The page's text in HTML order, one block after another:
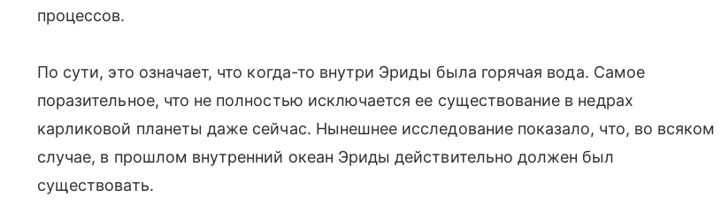
процессов.
По сути, это означает, что когда-то внутри Эриды была горячая вода. Самое
поразительное, что не полностью исключается ее существование в недрах
карликовой планеты даже сейчас. Нынешнее исследование показало, что, во всяком
случае, в прошлом внутренний океан Эриды действительно должен был
существовать.